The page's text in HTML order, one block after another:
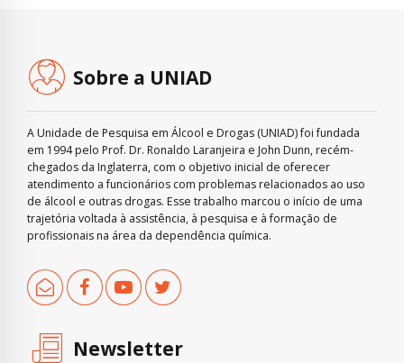
Sobre a UNIAD
A Unidade de Pesquisa em Álcool e Drogas (UNIAD) foi fundada
em 1994 pelo Prof. Dr. Ronaldo Laranjeira e John Dunn, recém-
chegados da Inglaterra, com o objetivo inicial de oferecer
atendimento a funcionários com problemas relacionados ao uso
de álcool e outras drogas. Esse trabalho marcou o início de uma
trajetória voltada à assistência, à pesquisa e à formação de
profissionais na área da dependência química.
Newsletter